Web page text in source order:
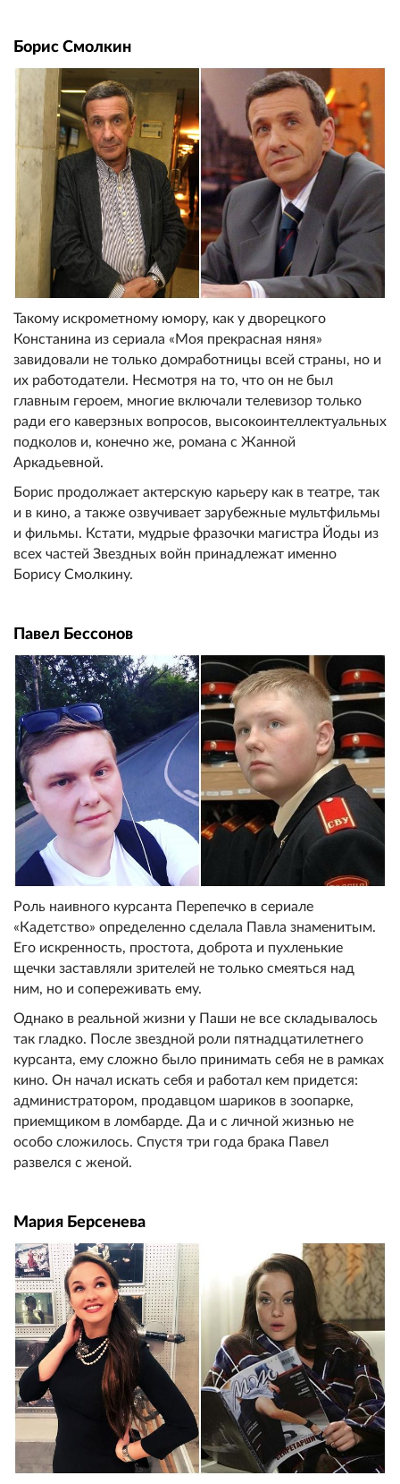
Борис Смолкин
Такому искрометному юмору, как у дворецкого
Констанина из сериала «Моя прекрасная няня»
завидовали не только домработницы всей страны, но и
их работодатели. Несмотря на то, что он не был
главным героем, многие включали телевизор только
ради его каверзных вопросов, высокоинтеллектуальных
подколов и, конечно же, романа с Жанной
Аркадьевной.
Борис продолжает актерскую карьеру как в театре, так
и в кино, а также озвучивает зарубежные мультфильмы
и фильмы. Кстати, мудрые фразочки магистра Йоды из
всех частей Звездных войн принадлежат именно
Борису Смолкину.
Павел Бессонов
Роль наивного курсанта Перепечко в сериале
«Кадетство» определенно сделала Павла знаменитым.
Его искренность, простота, доброта и пухленькие
щечки заставляли зрителей не только смеяться над
ним, но и сопереживать ему.
Однако в реальной жизни у Паши не все складывалось
так гладко. После звездной роли пятнадцатилетнего
курсанта, ему сложно было принимать себя не в рамках
кино. Он начал искать себя и работал кем придется:
администратором, продавцом шариков в зоопарке,
приемщиком в ломбарде. Да и с личной жизнью не
особо сложилось. Спустя три года брака Павел
развелся с женой.
Мария Берсенева